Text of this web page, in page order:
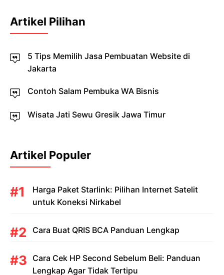
Artikel Pilihan
5 Tips Memilih Jasa Pembuatan Website di
Jakarta
Contoh Salam Pembuka WA Bisnis
Wisata Jati Sewu Gresik Jawa Timur
Artikel Populer
Harga Paket Starlink: Pilihan Internet Satelit
untuk Koneksi Nirkabel
Cara Buat QRIS BCA Panduan Lengkap
Cara Cek HP Second Sebelum Beli: Panduan
Lengkap Agar Tidak Tertipu